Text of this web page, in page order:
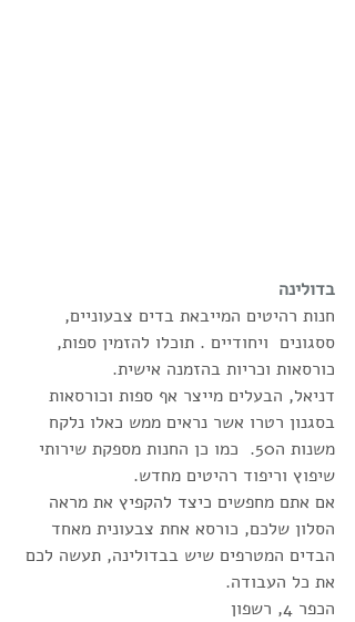
בדולינה
חנות רהיטים המייבאת בדים צבעוניים,
ססגונים  ויחודיים . תוכלו להזמין ספות,
כורסאות וכריות בהזמנה אישית.
דניאל, הבעלים מייצר אף ספות וכורסאות
בסגנון רטרו אשר נראים ממש כאלו נלקח
משנות ה50.  כמו כן החנות מספקת שירותי
שיפוץ וריפוד רהיטים מחדש.
אם אתם מחפשים כיצד להקפיץ את מראה
הסלון שלכם, כורסא אחת צבעונית מאחד
הבדים המטרפים שיש בבדולינה, תעשה לכם
את כל העבודה.
הכפר 4, רשפון